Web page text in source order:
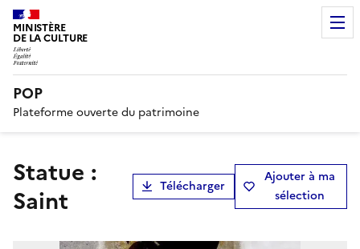
MINISTÈRE
DE LA CULTURE
POP
Plateforme ouverte du patrimoine
Statue :
Saint
Télécharger
Ajouter à ma
sélection